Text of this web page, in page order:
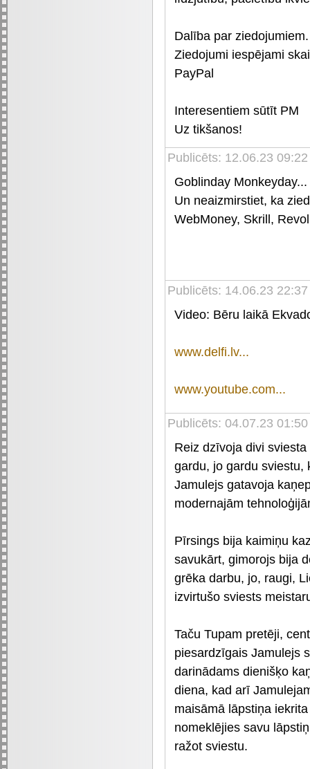
Dalība par ziedojumiem.
Ziedojumi iespējami
PayPal
Interesentiem sūtīt PM
Uz tikšanos!
Publicēts: 12.06.23 09:22
Goblinday Monkeyday...
Un neaizmirstiet, ka
WebMoney, Skrill,
Publicēts: 14.06.23 22:37
Video: Bēru laikā
www.delfi.lv...
www.youtube.com...
Publicēts: 04.07.23 01:50
Reiz dzīvoja divi
gardu, jo gardu sviestu,
Jamulejs gatavoja
modernajām
Pīrsings bija kaimiņu
savukārt, gimorojs bija
grēka darbu, jo, raugi,
izvirtušo sviests
Taču Tupam pretēji,
piesardzīgais Jamulejs
darinādams dienišķo
diena, kad arī
maisāmā lāpstiņa
nomeklējies savu
ražot sviestu.